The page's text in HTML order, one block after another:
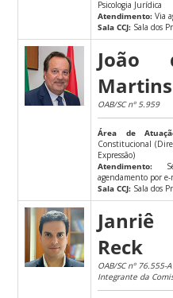
Psicologia Jurídica
Atendimento: Via
Sala CCJ: Sala dos
João
OAB/SC nº 5.959
Área de
Constitucional
Expressão)
Atendimento:
agendamento por e-
Sala CCJ: Sala dos
Reck
OAB/SC nº 76.555-A
Integrante da